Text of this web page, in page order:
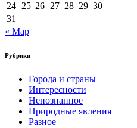
24 25 26 27 28 29 30
31
« Мар
Рубрики
Города и страны
Интересности
Непознанное
Природные явления
Разное